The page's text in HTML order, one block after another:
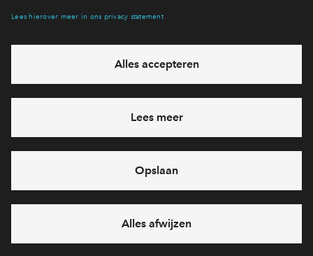
Interesse? Meld je dan snel aan
Hiermee blijf je op de hoogte van het belangrijkste nieuws en
Ja, ik wil mij aanmelden
Heb je een vraag en wil je direct antwoord? Bel ons op
712 29 88